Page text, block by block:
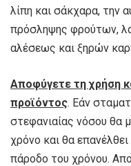
λίπη και σάκχαρα, την
πρόσληψης φρούτων,
αλέσεως και ξηρών
Αποφύγετε τη χρήση
προϊόντος. Εάν
στεφανιαίας νόσου θα
χρόνο και θα
πάροδο του χρόνου.